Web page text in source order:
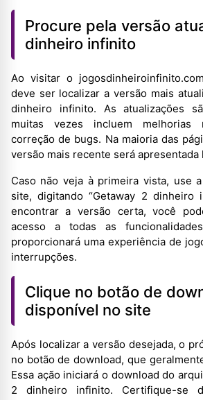
Procure pela versão
dinheiro infinito
Ao visitar o
deve ser localizar a versão mais
dinheiro infinito. As atualizações
muitas vezes incluem melhorias
correção de bugs. Na maioria das
versão mais recente será apresentada
Caso não veja à primeira vista, use
site, digitando “Getaway 2 dinheiro
encontrar a versão certa, você
acesso a todas as
proporcionará uma experiência de
interrupções.
Clique no botão de
disponível no site
Após localizar a versão desejada, o
no botão de download, que
Essa ação iniciará o download do
2 dinheiro infinito. Certifique-se